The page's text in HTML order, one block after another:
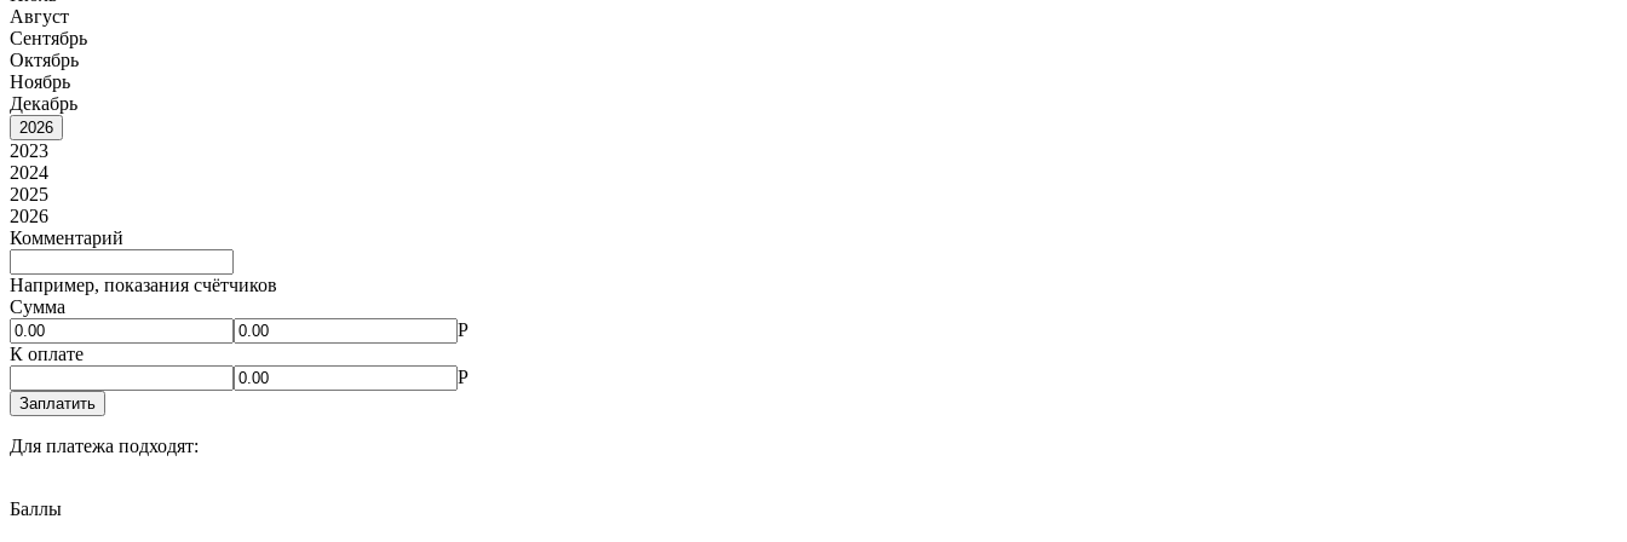
Август
Сентябрь
Октябрь
Ноябрь
Декабрь
2026
2023
2024
2025
2026
Комментарий
Например, показания счётчиков
Сумма
Р
К оплате
Р
Заплатить
Для платежа подходят:
Баллы